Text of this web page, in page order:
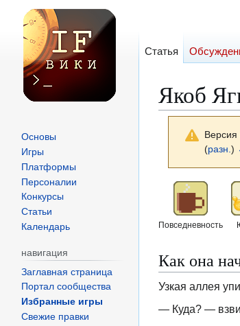
Якоб
(разн.)
Перейти
навигации
Перейти
поиску
Повседневность
Как она
Узкая аллея
— Куда? —
Статья
Основы
Игры
Платформы
Персоналии
Конкурсы
Статьи
Календарь
навигация
Заглавная страница
Портал сообщества
Избранные игры
Свежие правки